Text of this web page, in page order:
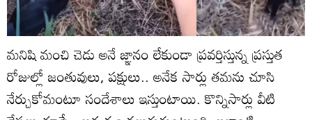
మనిషి మంచి చెడు అనే జ్ఞానం లేకుండా ప్రవర్తిస్తున్న ప్రస్తుత
రోజుల్లో జంతువులు, పక్షులు.. అనేక సార్లు తమను చూసి
నేర్చుకోమంటూ సందేశాలు ఇస్తుంటాయి. కొన్నిసార్లు వీటి